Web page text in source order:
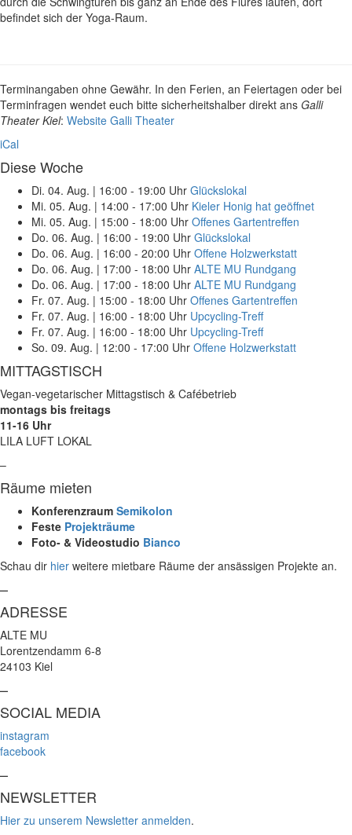
befindet sich der Yoga-Raum.
Terminangaben ohne Gewähr. In den Ferien, an Feiertagen oder bei
Terminfragen wendet euch bitte sicherheitshalber direkt ans Galli
Theater Kiel: Website Galli Theater
iCal
Diese Woche
Di. 04. Aug. | 16:00 - 19:00 Uhr Glückslokal
Mi. 05. Aug. | 14:00 - 17:00 Uhr Kieler Honig hat geöffnet
Mi. 05. Aug. | 15:00 - 18:00 Uhr Offenes Gartentreffen
Do. 06. Aug. | 16:00 - 19:00 Uhr Glückslokal
Do. 06. Aug. | 16:00 - 20:00 Uhr Offene Holzwerkstatt
Do. 06. Aug. | 17:00 - 18:00 Uhr ALTE MU Rundgang
Do. 06. Aug. | 17:00 - 18:00 Uhr ALTE MU Rundgang
Fr. 07. Aug. | 15:00 - 18:00 Uhr Offenes Gartentreffen
Fr. 07. Aug. | 16:00 - 18:00 Uhr Upcycling-Treff
Fr. 07. Aug. | 16:00 - 18:00 Uhr Upcycling-Treff
So. 09. Aug. | 12:00 - 17:00 Uhr Offene Holzwerkstatt
MITTAGSTISCH
Vegan-vegetarischer Mittagstisch & Cafébetrieb
montags bis freitags
11-16 Uhr
LILA LUFT LOKAL
–
Räume mieten
Konferenzraum Semikolon
Feste Projekträume
Foto- & Videostudio Bianco
Schau dir hier weitere mietbare Räume der ansässigen Projekte an.
–
ADRESSE
ALTE MU
Lorentzendamm 6-8
24103 Kiel
–
SOCIAL MEDIA
instagram
facebook
–
NEWSLETTER
Hier zu unserem Newsletter anmelden.